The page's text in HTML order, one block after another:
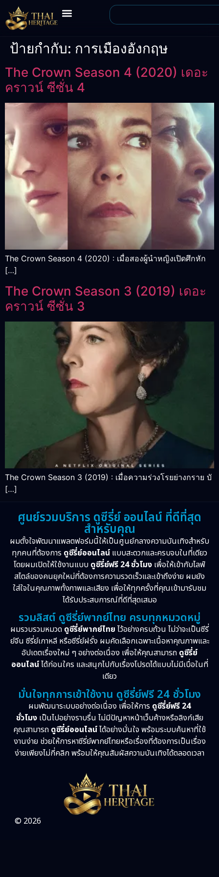
ป้ายกำกับ: การเมืองอังกฤษ
The Crown Season 4 (2020) เดอะ
คราวน์ ซีซั่น 4
The Crown Season 4 (2020) : เมื่อสองผู้นำหญิงเปิดศึกหัก
[…]
The Crown Season 3 (2019) เดอะ
คราวน์ ซีซั่น 3
The Crown Season 3 (2019) : เมื่อความร่วงโรยย่างกราย บั
[…]
ศูนย์รวมบริการ ดูซีรี่ย์ ออนไลน์ ที่ดีที่สุด
สำหรับคุณ
ผมตั้งใจพัฒนาแพลตฟอร์มนี้ให้เป็นศูนย์กลางความบันเทิงสำหรับ
ทุกคนที่ต้องการ ดูซีรี่ย์ออนไลน์ แบบสะดวกและครบจบในที่เดียว
โดยผมเปิดให้ใช้งานแบบ ดูซีรี่ย์ฟรี 24 ชั่วโมง เพื่อให้เข้ากับไลฟ์
สไตล์ของคนยุคใหม่ที่ต้องการความรวดเร็วและเข้าถึงง่าย ผมยัง
ใส่ใจในคุณภาพทั้งภาพและเสียง เพื่อให้ทุกครั้งที่คุณเข้ามารับชม
ได้รับประสบการณ์ที่ดีที่สุดเสมอ
รวมลิสต์ ดูซีรี่ย์พากย์ไทย ครบทุกหมวดหมู่
ผมรวบรวมหมวด ดูซีรี่ย์พากย์ไทย ไว้อย่างครบถ้วน ไม่ว่าจะเป็นซีรี่
ย์จีน ซีรี่ย์เกาหลี หรือซีรี่ย์ฝรั่ง ผมคัดเลือกเฉพาะเนื้อหาคุณภาพและ
อัปเดตเรื่องใหม่ ๆ อย่างต่อเนื่อง เพื่อให้คุณสามารถ ดูซีรี่ย์
ออนไลน์ได้ก่อนใคร และสนุกไปกับเรื่องโปรดได้แบบไม่มีเบื่อในที่
เดียว
มั่นใจทุกการเข้าใช้งาน ดูซีรี่ย์ฟรี 24 ชั่วโมง
ผมพัฒนาระบบอย่างต่อเนื่อง เพื่อให้การ ดูซีรี่ย์ฟรี 24
ชั่วโมงเป็นไปอย่างราบรื่น ไม่มีปัญหาหน้าเว็บค้างหรือลิงก์เสีย
คุณสามารถ ดูซีรี่ย์ออนไลน์ได้อย่างมั่นใจ พร้อมระบบค้นหาที่ใช้
งานง่าย ช่วยให้การหาซีรี่ย์พากย์ไทยหรือเรื่องที่ต้องการเป็นเรื่อง
ง่ายเพียงไม่กี่คลิก พร้อมให้คุณสัมผัสความบันเทิงได้ตลอดเวลา
© 2026